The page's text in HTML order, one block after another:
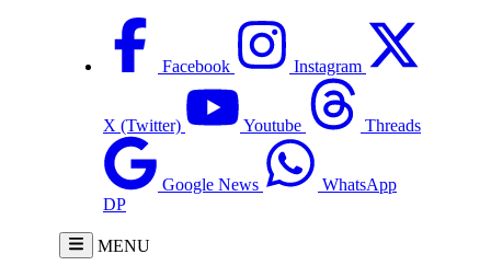
Facebook Instagram
X (Twitter) Youtube Threads
Google News
WhatsApp
DP
MENU